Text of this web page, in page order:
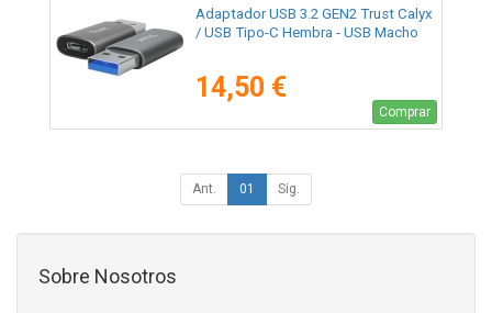
Adaptador USB 3.2 GEN2 Trust Calyx
/ USB Tipo-C Hembra - USB Macho
14,50 €
Comprar
Ant. 01 Sig.
Sobre Nosotros